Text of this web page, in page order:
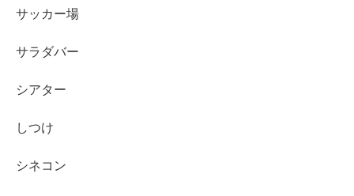
サッカー場
サラダバー
シアター
しつけ
シネコン